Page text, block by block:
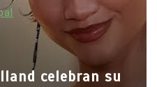
celebran su